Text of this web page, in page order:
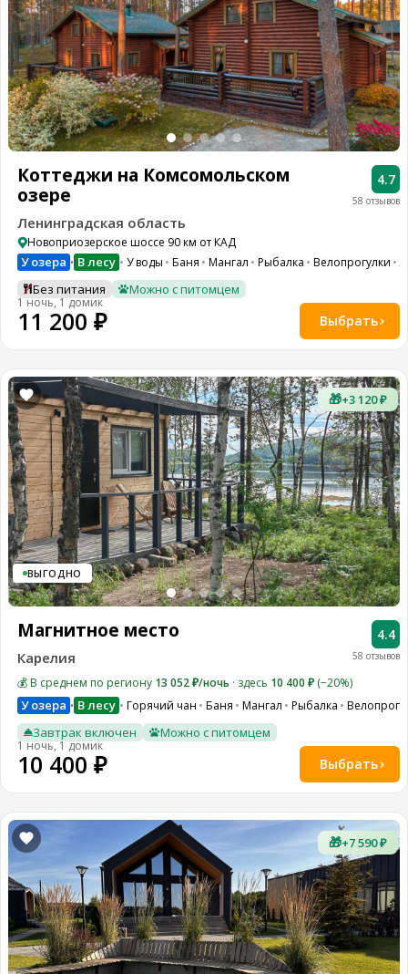
58 отзывов
4.7
Коттеджи на Комсомольском
озере
Ленинградская область
Новоприозерское шоссе 90 км от КАД
У озера • В лесу У воды Баня Мангал Рыбалка Велопрогулки
Без питания Можно с питомцем
1 ночь, 1 домик
11 200 ₽ Выбрать
🎁+3 120 ₽
ВЫГОДНО
58 отзывов
4.4
Магнитное место
Карелия
💰 В среднем по региону 13 052 ₽/ночь · здесь 10 400 ₽ (−20%)
У озера • В лесу Горячий чан Баня Мангал Рыбалка
Завтрак включен Можно с питомцем
1 ночь, 1 домик
10 400 ₽ Выбрать
🎁+7 590 ₽